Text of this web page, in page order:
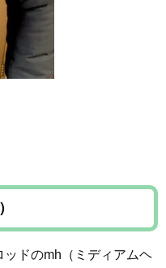
ッドのmh（ミディアムヘ